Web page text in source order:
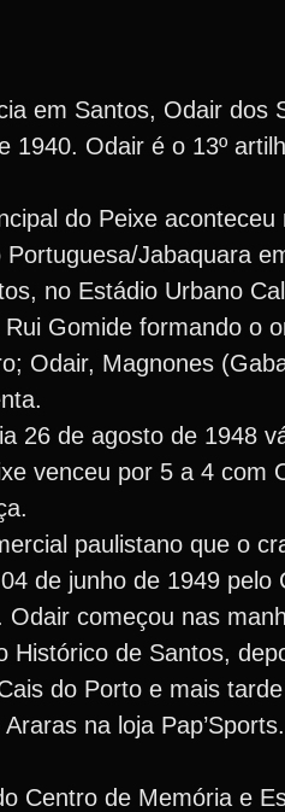
em Santos, Odair
1940. Odair é o 13º
do Peixe
Jabaquara
no Estádio Urbano
Gomide formando o
Odair, Magnones
26 de agosto de 1948
venceu por 5 a 4 com
paulistano que o
de junho de 1949 pelo
começou nas
Histórico de Santos,
do Porto e mais
na loja
Centro de Memória e